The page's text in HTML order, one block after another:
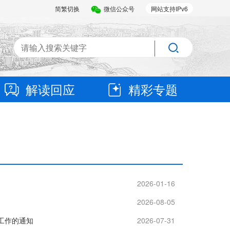
网站支持IPv6
微信公众号
简繁切换
解读回应 精彩专题
2026-01-16
2026-08-05
作的通知
2026-07-31